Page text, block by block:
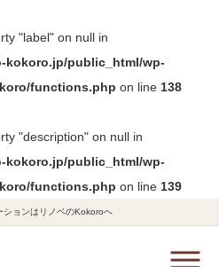
"label" on null in
kokoro.jp/public_html/wp-
functions.php on line 138
"description" on null in
kokoro.jp/public_html/wp-
functions.php on line 139
ションはリノベのKokoroへ